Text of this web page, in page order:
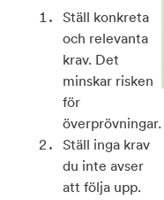
Ställ konkreta
och relevanta
krav. Det
minskar risken
för
överprövningar.
Ställ inga krav
du inte avser
att följa upp.